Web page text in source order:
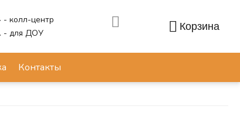
- колл-центр
- для ДОУ
Корзина
Контакты